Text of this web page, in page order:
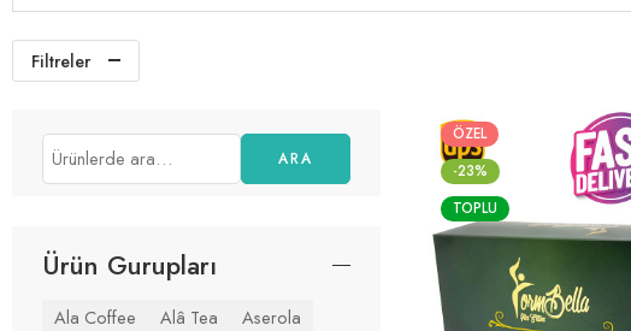
Filtreler
ÖZEL
-23%
TOPLU
ARA
Ürün Gurupları
Ala Coffee Alâ Tea
Aserola